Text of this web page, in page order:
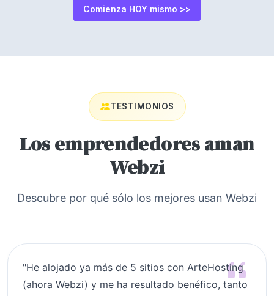
Comienza HOY mismo >>
TESTIMONIOS
Los emprendedores aman
Webzi
Descubre por qué sólo los mejores usan Webzi
"He alojado ya más de 5 sitios con ArteHosting
(ahora Webzi) y me ha resultado benéfico, tanto